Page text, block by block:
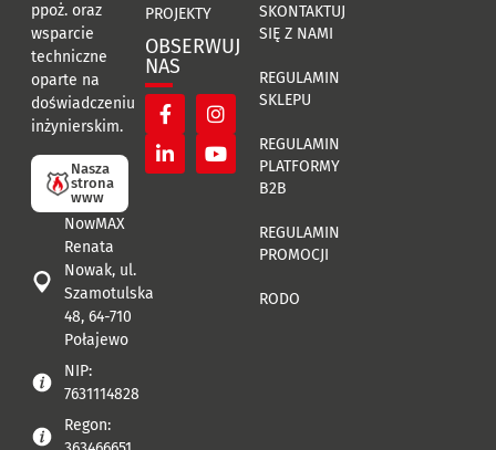
ppoż. oraz
wsparcie
techniczne
oparte na
doświadczeniu
inżynierskim.
Nasza
strona
www
NowMAX
Renata
Nowak, ul.
Szamotulska
48, 64-710
Połajewo
NIP:
7631114828
Regon:
PROJEKTY
OBSERWUJ
NAS
SKONTAKTUJ
SIĘ Z NAMI
REGULAMIN
SKLEPU
REGULAMIN
PLATFORMY
B2B
REGULAMIN
PROMOCJI
RODO